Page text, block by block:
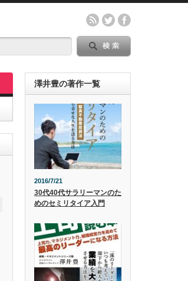
澤井豊の著作一覧
2016/7/21
30代40代サラリーマンのた
めのセミリタイア入門